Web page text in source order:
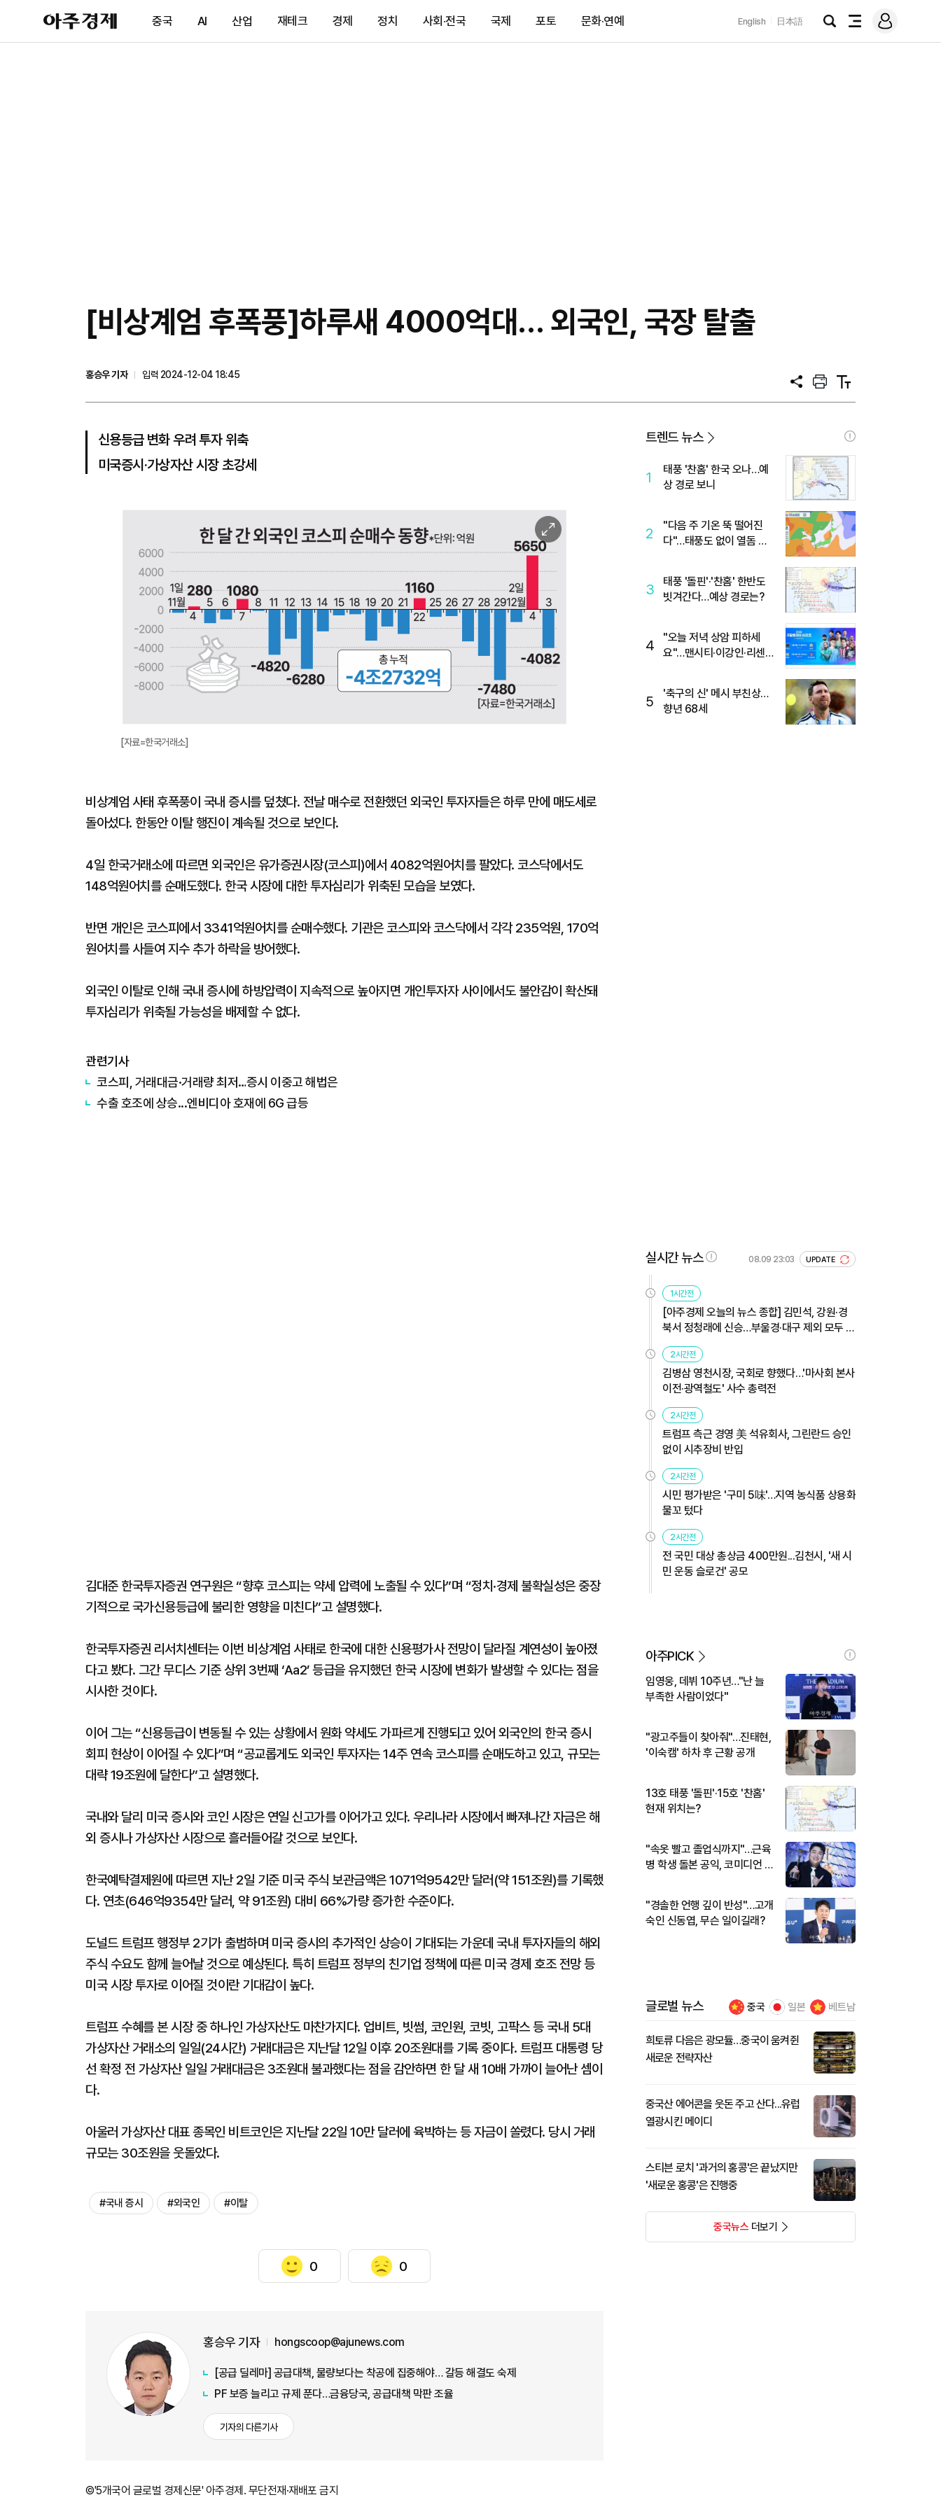
아
주
제
중국 AI 산업 재테크 경제 정치 사회·전국 국제 포토 문화·연예 English 日本語
검
전
메
그
[비상계엄 후폭풍]하루새 4000억대… 외국인, 국장 탈출
홍승우 기자
입력 2024-12-04 18:45
공
프
트
텍
트
신용등급 변화 우려 투자 위축
미국증시·가상자산 시장 초강세
이
미
지
확
대
[자료=한국거래소]
비상계엄 사태 후폭풍이 국내 증시를 덮쳤다. 전날 매수로 전환했던 외국인 투자자들은 하루 만에 매도세로
돌아섰다. 한동안 이탈 행진이 계속될 것으로 보인다.
4일 한국거래소에 따르면 외국인은 유가증권시장(코스피)에서 4082억원어치를 팔았다. 코스닥에서도
148억원어치를 순매도했다. 한국 시장에 대한 투자심리가 위축된 모습을 보였다.
반면 개인은 코스피에서 3341억원어치를 순매수했다. 기관은 코스피와 코스닥에서 각각 235억원, 170억
원어치를 사들여 지수 추가 하락을 방어했다.
외국인 이탈로 인해 국내 증시에 하방압력이 지속적으로 높아지면 개인투자자 사이에서도 불안감이 확산돼
투자심리가 위축될 가능성을 배제할 수 없다.
관련기사
코스피, 거래대금·거래량 최저…증시 이중고 해법은
수출 호조에 상승...엔비디아 호재에 6G 급등
김대준 한국투자증권 연구원은 “향후 코스피는 약세 압력에 노출될 수 있다”며 “정치·경제 불확실성은 중장
기적으로 국가신용등급에 불리한 영향을 미친다”고 설명했다.
한국투자증권 리서치센터는 이번 비상계엄 사태로 한국에 대한 신용평가사 전망이 달라질 계연성이 높아졌
다고 봤다. 그간 무디스 기준 상위 3번째 ‘Aa2’ 등급을 유지했던 한국 시장에 변화가 발생할 수 있다는 점을
시사한 것이다.
이어 그는 “신용등급이 변동될 수 있는 상황에서 원화 약세도 가파르게 진행되고 있어 외국인의 한국 증시
회피 현상이 이어질 수 있다”며 “공교롭게도 외국인 투자자는 14주 연속 코스피를 순매도하고 있고, 규모는
대략 19조원에 달한다”고 설명했다.
국내와 달리 미국 증시와 코인 시장은 연일 신고가를 이어가고 있다. 우리나라 시장에서 빠져나간 자금은 해
외 증시나 가상자산 시장으로 흘러들어갈 것으로 보인다.
한국예탁결제원에 따르면 지난 2일 기준 미국 주식 보관금액은 1071억9542만 달러(약 151조원)를 기록했
다. 연초(646억9354만 달러, 약 91조원) 대비 66%가량 증가한 수준이다.
도널드 트럼프 행정부 2기가 출범하며 미국 증시의 추가적인 상승이 기대되는 가운데 국내 투자자들의 해외
주식 수요도 함께 늘어날 것으로 예상된다. 특히 트럼프 정부의 친기업 정책에 따른 미국 경제 호조 전망 등
미국 시장 투자로 이어질 것이란 기대감이 높다.
트럼프 수혜를 본 시장 중 하나인 가상자산도 마찬가지다. 업비트, 빗썸, 코인원, 코빗, 고팍스 등 국내 5대
가상자산 거래소의 일일(24시간) 거래대금은 지난달 12일 이후 20조원대를 기록 중이다. 트럼프 대통령 당
선 확정 전 가상자산 일일 거래대금은 3조원대 불과했다는 점을 감안하면 한 달 새 10배 가까이 늘어난 셈이
다.
아울러 가상자산 대표 종목인 비트코인은 지난달 22일 10만 달러에 육박하는 등 자금이 쏠렸다. 당시 거래
규모는 30조원을 웃돌았다.
#국내 증시 #외국인 #이탈
0 0
홍승우 기자 hongscoop@ajunews.com
[공급 딜레마] 공급대책, 물량보다는 착공에 집중해야… 갈등 해결도 숙제
PF 보증 늘리고 규제 푼다…금융당국, 공급대책 막판 조율
기자의 다른기사
©'5개국어 글로벌 경제신문' 아주경제. 무단전재·재배포 금지
트렌드 뉴스
1
태풍 '찬홈' 한국 오나…예
상 경로 보니
2
"다음 주 기온 뚝 떨어진
다"…태풍도 없이 열돔 박
3
태풍 '돌핀'·'찬홈' 한반도
빗겨간다…예상 경로는?
4
"오늘 저녁 상암 피하세
요"…맨시티·이강인·리센느
5
'축구의 신' 메시 부친상…
향년 68세
실시간 뉴스 08.09 23:03 UPDATE
1시간전
[아주경제 오늘의 뉴스 종합] 김민석, 강원·경
북서 정청래에 신승…부울경·대구 제외 모두 웃
었다 外
2시간전
김병삼 영천시장, 국회로 향했다…'마사회 본사
이전·광역철도' 사수 총력전
2시간전
트럼프 측근 경영 美 석유회사, 그린란드 승인
없이 시추장비 반입
2시간전
시민 평가받은 '구미 5味'…지역 농식품 상용화
물꼬 텄다
2시간전
전 국민 대상 총상금 400만원...김천시, '새 시
민 운동 슬로건' 공모
아주PICK
임영웅, 데뷔 10주년…"난 늘
부족한 사람이었다"
"광고주들이 찾아줘"…진태현,
'이숙캠' 하차 후 근황 공개
13호 태풍 '돌핀'·15호 '찬홈'
현재 위치는?
"속옷 빨고 졸업식까지"…근육
병 학생 돌본 공익, 코미디언 김
"경솔한 언행 깊이 반성"…고개
숙인 신동엽, 무슨 일이길래?
글로벌 뉴스 중국 일본 베트남
희토류 다음은 광모듈…중국이 움켜쥔
새로운 전략자산
중국산 에어콘을 웃돈 주고 산다...유럽
열광시킨 메이디
스티븐 로치 '과거의 홍콩'은 끝났지만
'새로운 홍콩'은 진행중
중국뉴스더보기